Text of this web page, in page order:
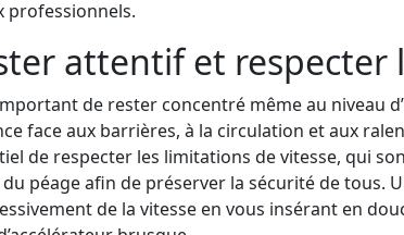
professionnels.
attentif et respecter
de rester concentré même au niveau
face aux barrières, à la circulation et aux
de respecter les limitations de vitesse, qui
péage afin de préserver la sécurité de tous.
de la vitesse en vous insérant en